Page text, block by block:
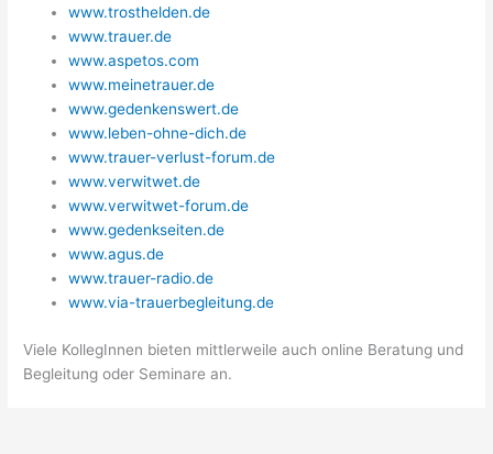
www.trosthelden.de
www.trauer.de
www.aspetos.com
www.meinetrauer.de
www.gedenkenswert.de
www.leben-ohne-dich.de
www.trauer-verlust-forum.de
www.verwitwet.de
www.verwitwet-forum.de
www.gedenkseiten.de
www.agus.de
www.trauer-radio.de
www.via-trauerbegleitung.de
Viele KollegInnen bieten mittlerweile auch online Beratung und
Begleitung oder Seminare an.